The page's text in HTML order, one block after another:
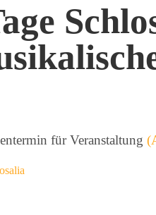
für Veranstaltung